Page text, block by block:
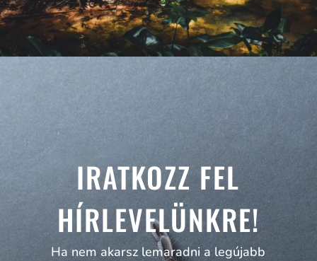
IRATKOZZ FEL
HÍRLEVELÜNKRE!
Ha nem akarsz lemaradni a legújabb